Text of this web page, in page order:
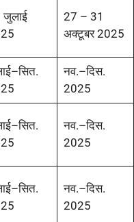
27 – 31
अक्टूबर 2025
नव.–दिस.
2025
नव.–दिस.
2025
नव.–दिस.
2025